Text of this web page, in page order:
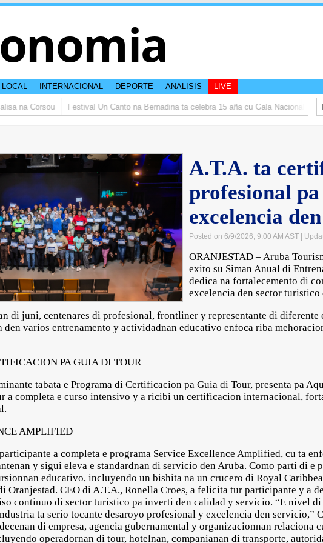
LOCAL INTERNACIONAL DEPORTE ANALISIS LIVE
na Corsou Festival Un Canto na Bernadina ta celebra 15 aña cu Gala Nacional 𝗜𝗡
A.T.A. ta
profesional
excelencia
Posted on 6/9/2026, 9:00 AM AST |
ORANJESTAD – Aruba
exito su Siman Anual di
dedica na fortalecemento di
excelencia den sector turistico
di juni, centenares di profesional, frontliner y representante di
den varios entrenamento y actividadnan educativo enfoca riba
PA GUIA DI TOUR
tabata e Programa di Certificacion pa Guia di Tour, presenta pa
a completa e curso intensivo y a ricibi un certificacion internacional,
AMPLIFIED
a completa e programa Service Excellence Amplified, cu ta
y sigui eleva e standardnan di servicio den Aruba. Como parti di e
educativo, incluyendo un bishita na un crucero di Royal
Oranjestad. CEO di A.T.A., Ronella Croes, a felicita tur participante y a
continuo di sector turistico pa inverti den calidad y servicio. “E nivel
ta serio tocante desaroyo profesional y excelencia den servicio,”
di empresa, agencia gubernamental y organizacionnan relaciona
operadornan di tour, hotelnan, companianan di transporte,